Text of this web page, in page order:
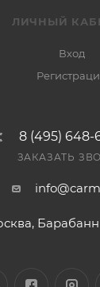
ЛИЧНЫЙ
Вход
8 (495) 648-
ЗАКАЗАТЬ